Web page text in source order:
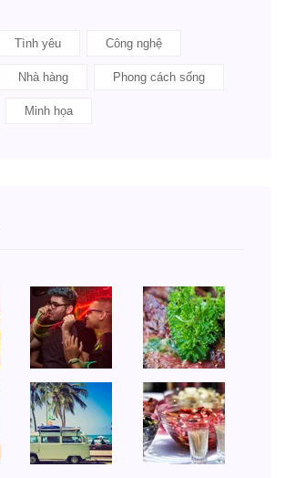
Tình yêu Công nghệ
Nhà hàng Phong cách sống
Minh họa